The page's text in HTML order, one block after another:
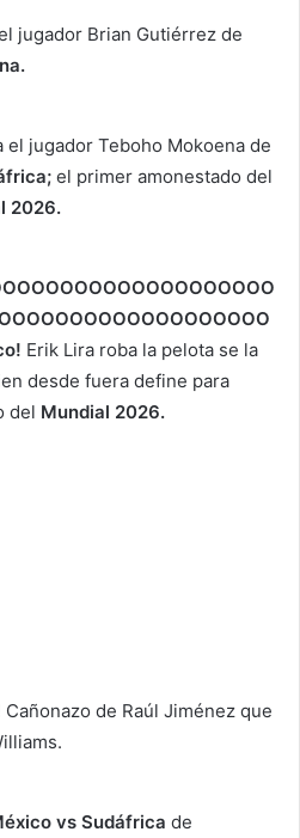
jugador Brian Gutiérrez de
el jugador Teboho Mokoena de
el primer amonestado del
2026.
Erik Lira roba la pelota se la
desde fuera define para
del Mundial 2026.
Cañonazo de Raúl Jiménez que
vs Sudáfrica de